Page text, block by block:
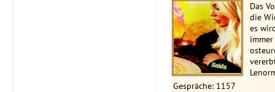
Das
die
es
Gespräche: 1157